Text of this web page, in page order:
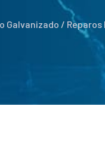
Galvanizado / Reparos